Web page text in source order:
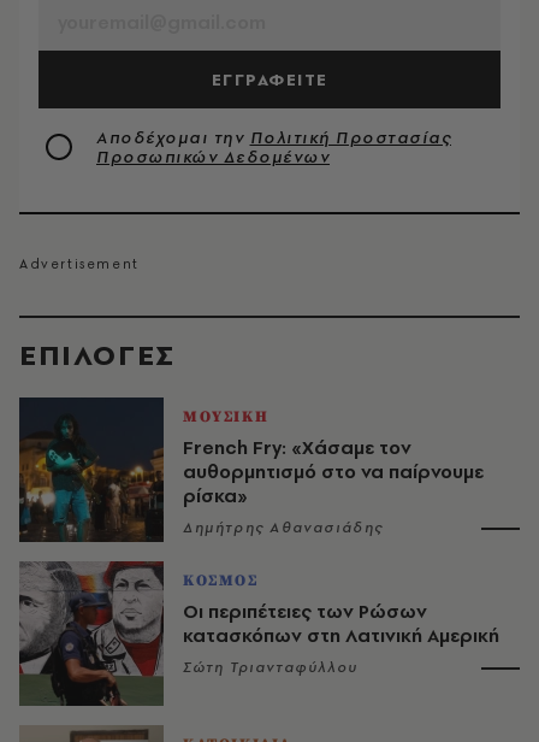
EΠΙΛΟΓΈΣ
ΜΟΥΣΙΚΗ
French Fry: «Χάσαμε τον
αυθορμητισμό στο να παίρνουμε
ρίσκα»
Δημήτρης Αθανασιάδης
ΚΟΣΜΟΣ
Οι περιπέτειες των Ρώσων
κατασκόπων στη Λατινική Αμερική
Σώτη Τριανταφύλλου
ΕΓΓΡΑΦΕΙΤΕ
Αποδέχομαι την Πολιτική Προστασίας
Προσωπικών Δεδομένων